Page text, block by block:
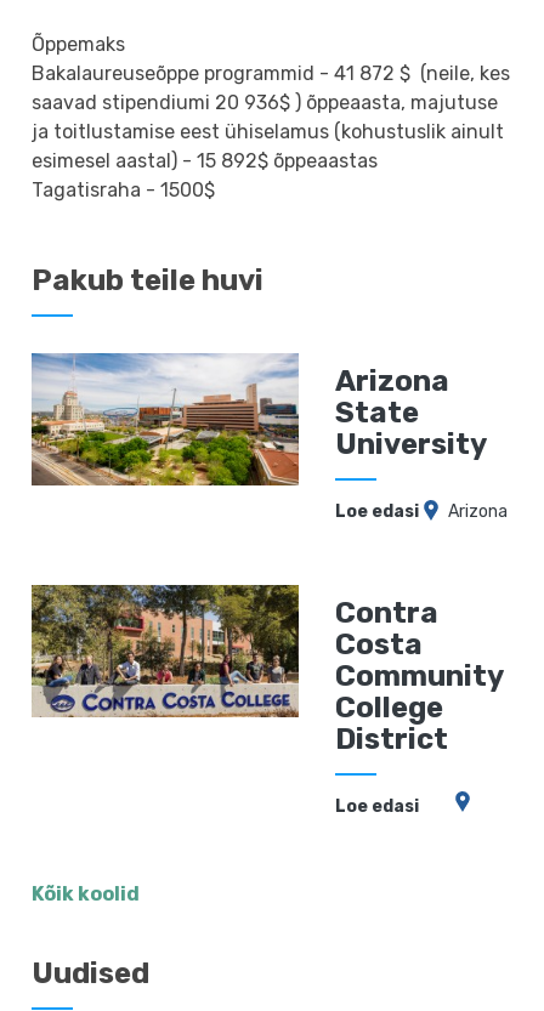
Õppemaks
Bakalaureuseõppe programmid - 41 872 $ (neile, kes
saavad stipendiumi 20 936$ ) õppeaasta, majutuse
ja toitlustamise eest ühiselamus (kohustuslik ainult
esimesel aastal) - 15 892$ õppeaastas
Tagatisraha - 1500$
Pakub teile huvi
Arizona
State
University
Loe edasi Arizona
Contra
Costa
Community
College
District
Loe edasi
Kõik koolid
Uudised